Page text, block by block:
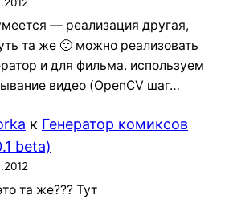
— реализация другая,
та же 🙂 можно реализовать
и для фильма. используем
видео (OpenCV шаг…
к Генератор комиксов
beta)
та же??? Тут